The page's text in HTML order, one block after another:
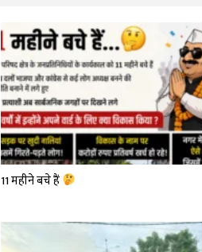
11 महीने बचे हैं